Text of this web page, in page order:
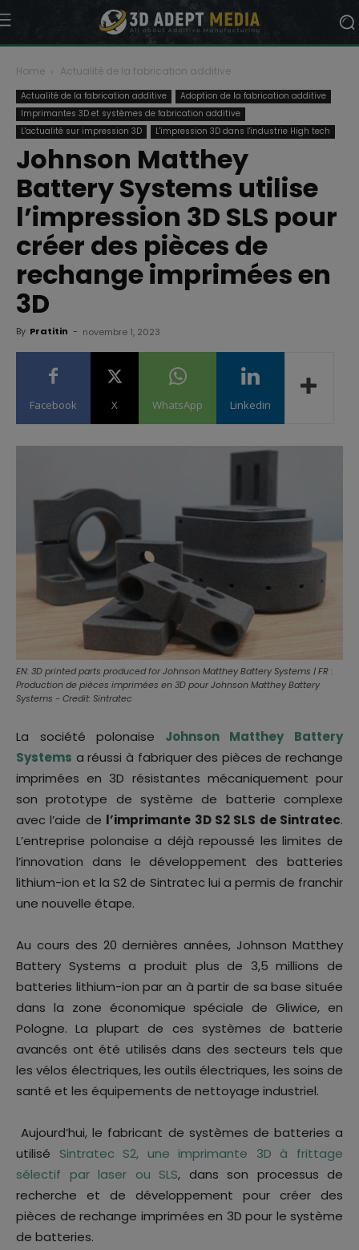
Home Actualité de la fabrication additive
Actualité de la fabrication additive
Adoption de la fabrication additive
Imprimantes 3D et systèmes de fabrication additive
L'actualité sur impression 3D
L'impression 3D dans l'industrie High tech
Johnson Matthey
Battery Systems utilise
l’impression 3D SLS pour
créer des pièces de
rechange imprimées en
3D
By Pratitin - novembre 1, 2023
Facebook X WhatsApp Linkedin
EN: 3D printed parts produced for Johnson Matthey Battery Systems | FR :
Production de pièces imprimées en 3D pour Johnson Matthey Battery
Systems - Credit: Sintratec
La société polonaise Johnson Matthey Battery
Systems a réussi à fabriquer des pièces de rechange
imprimées en 3D résistantes mécaniquement pour
son prototype de système de batterie complexe
avec l’aide de l’imprimante 3D S2 SLS de Sintratec.
L’entreprise polonaise a déjà repoussé les limites de
l’innovation dans le développement des batteries
lithium-ion et la S2 de Sintratec lui a permis de franchir
une nouvelle étape.
Au cours des 20 dernières années, Johnson Matthey
Battery Systems a produit plus de 3,5 millions de
batteries lithium-ion par an à partir de sa base située
dans la zone économique spéciale de Gliwice, en
Pologne. La plupart de ces systèmes de batterie
avancés ont été utilisés dans des secteurs tels que
les vélos électriques, les outils électriques, les soins de
santé et les équipements de nettoyage industriel.
Aujourd’hui, le fabricant de systèmes de batteries a
utilisé Sintratec S2, une imprimante 3D à frittage
sélectif par laser ou SLS, dans son processus de
recherche et de développement pour créer des
pièces de rechange imprimées en 3D pour le système
de batteries.